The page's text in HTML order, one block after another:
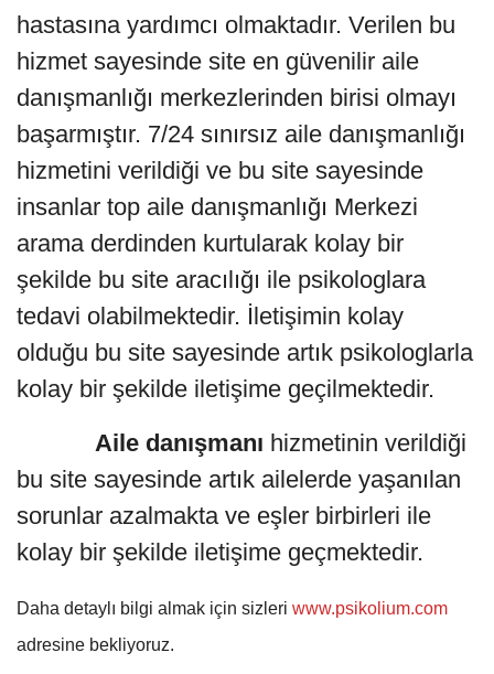
hastasına yardımcı olmaktadır. Verilen bu
hizmet sayesinde site en güvenilir aile
danışmanlığı merkezlerinden birisi olmayı
başarmıştır. 7/24 sınırsız aile danışmanlığı
hizmetini verildiği ve bu site sayesinde
insanlar top aile danışmanlığı Merkezi
arama derdinden kurtularak kolay bir
şekilde bu site aracılığı ile psikologlara
tedavi olabilmektedir. İletişimin kolay
olduğu bu site sayesinde artık psikologlarla
kolay bir şekilde iletişime geçilmektedir.
Aile danışmanı hizmetinin verildiği
bu site sayesinde artık ailelerde yaşanılan
sorunlar azalmakta ve eşler birbirleri ile
kolay bir şekilde iletişime geçmektedir.
Daha detaylı bilgi almak için sizleri www.psikolium.com
adresine bekliyoruz.